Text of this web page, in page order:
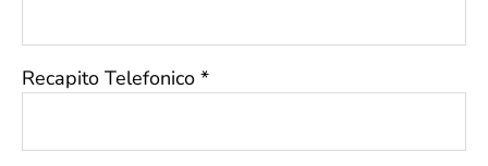
Recapito Telefonico *